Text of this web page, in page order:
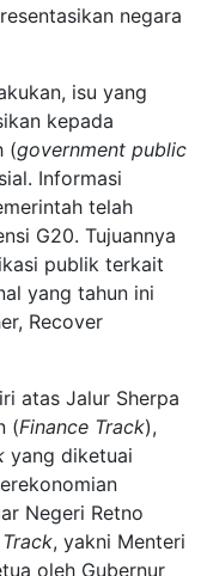
negara
isu yang
kepada
(government public
Informasi
telah
G20. Tujuannya
publik terkait
yang tahun ini
Recover
atas Jalur Sherpa
(Finance Track),
yang diketuai
Negeri Retno
, yakni Menteri
oleh Gubernur